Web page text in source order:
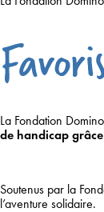
La Fondation
de handicap
Soutenus par la
l’aventure solidaire.